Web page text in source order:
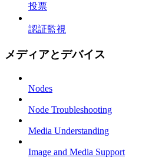
投票
認証監視
メディアとデバイス
Nodes
Node Troubleshooting
Media Understanding
Image and Media Support